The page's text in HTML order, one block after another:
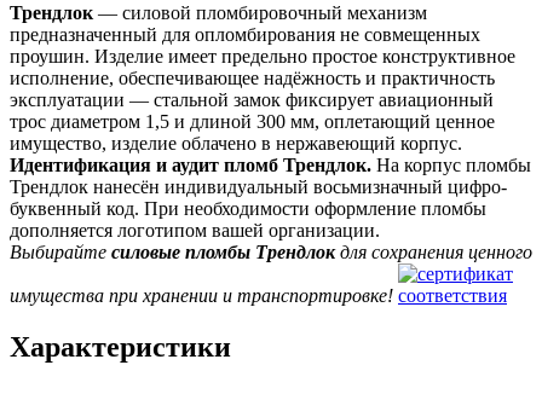
Трендлок — силовой пломбировочный механизм
предназначенный для опломбирования не совмещенных
проушин. Изделие имеет предельно простое конструктивное
исполнение, обеспечивающее надёжность и практичность
эксплуатации — стальной замок фиксирует авиационный
трос диаметром 1,5 и длиной 300 мм, оплетающий ценное
имущество, изделие облачено в нержавеющий корпус.
Идентификация и аудит пломб Трендлок. На корпус пломбы
Трендлок нанесён индивидуальный восьмизначный цифро-
буквенный код. При необходимости оформление пломбы
дополняется логотипом вашей организации.
Выбирайте силовые пломбы Трендлокдля сохранения ценного
имущества при хранении и транспортировке!
Характеристики